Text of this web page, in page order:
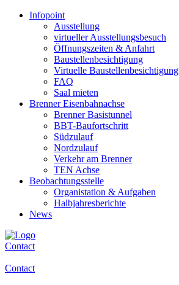
Infopoint
Ausstellung
virtueller Ausstellungsbesuch
Öffnungszeiten & Anfahrt
Baustellenbesichtigung
Virtuelle Baustellenbesichtigung
FAQ
Saal mieten
Brenner Eisenbahnachse
Brenner Basistunnel
BBT-Baufortschritt
Südzulauf
Nordzulauf
Verkehr am Brenner
TEN Achse
Beobachtungsstelle
Organistation & Aufgaben
Halbjahresberichte
News
Contact
Contact